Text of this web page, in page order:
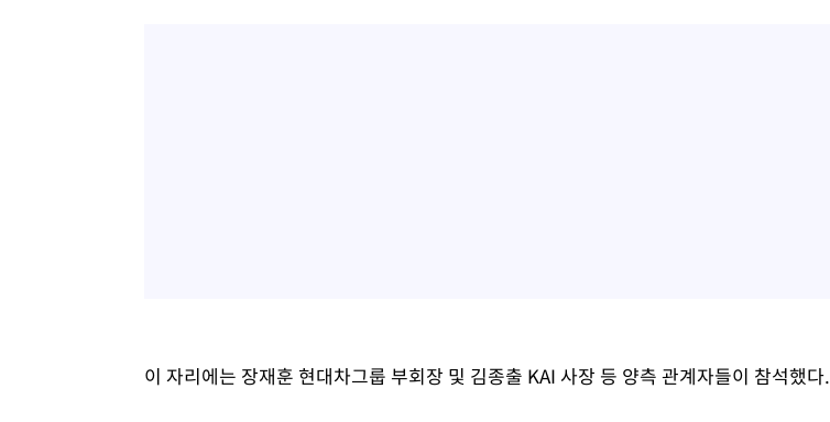
이 자리에는 장재훈 현대차그룹 부회장 및 김종출 KAI 사장 등 양측 관계자들이 참석했다.